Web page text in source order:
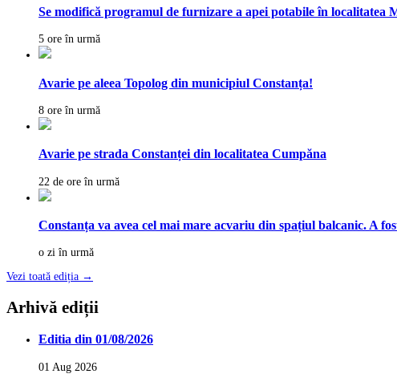
Se modifică programul de furnizare a apei potabile în localitatea
5 ore în urmă
Avarie pe aleea Topolog din municipiul Constanța!
8 ore în urmă
Avarie pe strada Constanței din localitatea Cumpăna
22 de ore în urmă
Constanța va avea cel mai mare acvariu din spațiul balcanic. A
o zi în urmă
Vezi toată ediția →
Arhivă ediții
Editia din 01/08/2026
01 Aug 2026